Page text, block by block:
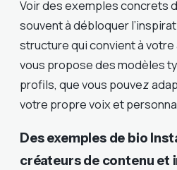
Voir des exemples concrets
souvent à débloquer
structure qui convient à
vous propose des modèles
profils, que vous pouvez
votre propre voix et
Des exemples de bio
créateurs de contenu et